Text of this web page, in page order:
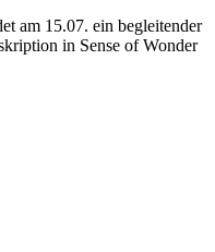
am 15.07. ein begleitender
in Sense of Wonder